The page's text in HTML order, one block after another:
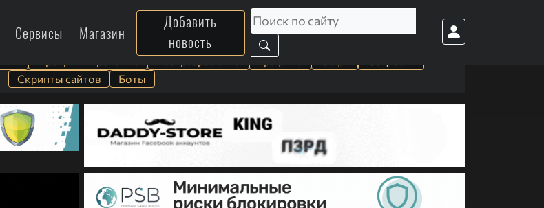
Сервисы Магазин
Добавить
новость
Графика
Скрипты сайтов
Боты